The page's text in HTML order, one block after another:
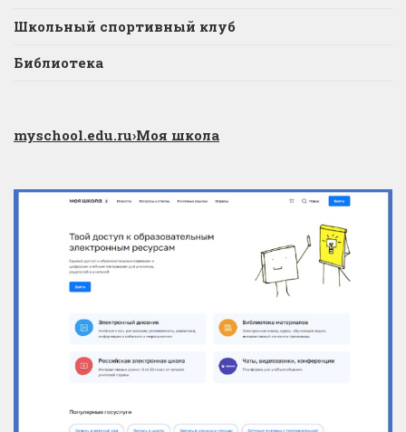
Школьный спортивный клуб
Библиотека
myschool.edu.ru›Моя школа